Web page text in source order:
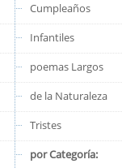
Cumpleaños
Infantiles
poemas Largos
de la Naturaleza
Tristes
por Categoría: